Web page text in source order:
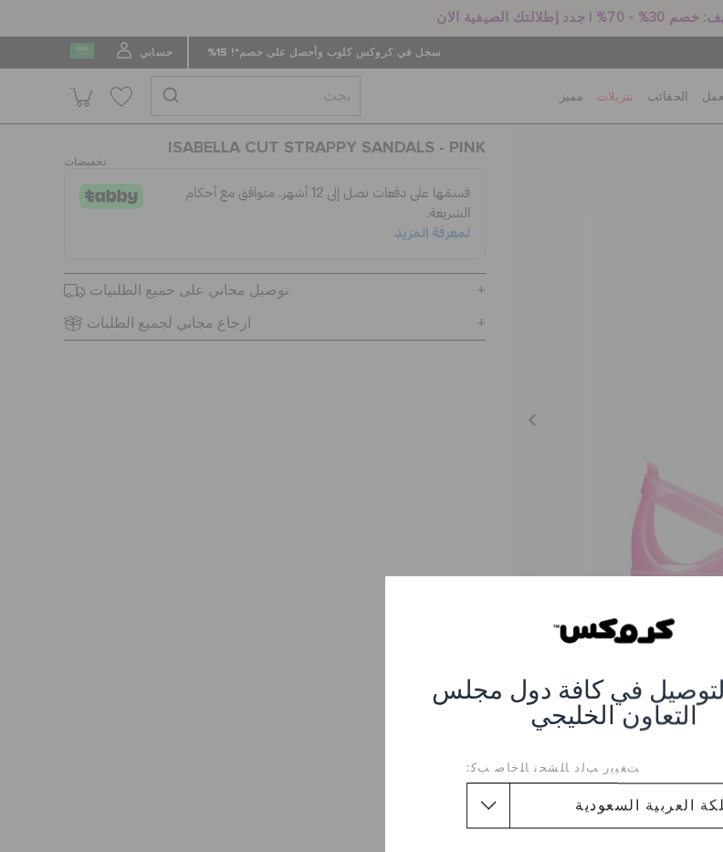
إطلالتك الصيفية الان
سجل في كروكس كلوب وأحصل على خصم*! 15% حسابي
في كافة دول مجلس
التعاون الخليجي
ﺖﻐﻴﻳﺭ ﺐﻟﺩ ﺎﻠﺸﺤﻧ ﺎﻠﺧﺎﺻ ﺐﻛ:
الحقائب تنزيلات مميز
ISABELLA CUT STRAPPY SANDALS - PINK
تخفيضات
توصيل مجاني على جميع الطلبيات.
ارجاع مجاني لجميع الطلبات
Isabella
Feminine,
Strappy"